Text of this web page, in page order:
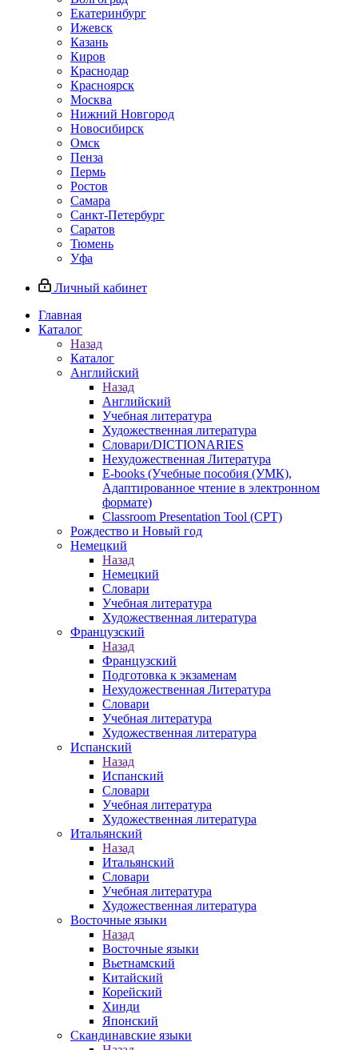
Екатеринбург
Ижевск
Казань
Киров
Краснодар
Красноярск
Москва
Нижний Новгород
Новосибирск
Омск
Пенза
Пермь
Ростов
Самара
Санкт-Петербург
Саратов
Тюмень
Уфа
Личный кабинет
Главная
Каталог
Назад
Каталог
Английский
Назад
Английский
Учебная литература
Художественная литература
Словари/DICTIONARIES
Нехудожественная Литература
E-books (Учебные пособия (УМК),
Адаптированное чтение в электронном
формате)
Classroom Presentation Tool (CPT)
Рождество и Новый год
Немецкий
Назад
Немецкий
Словари
Учебная литература
Художественная литература
Французский
Назад
Французский
Подготовка к экзаменам
Нехудожественная Литература
Словари
Учебная литература
Художественная литература
Испанский
Назад
Испанский
Словари
Учебная литература
Художественная литература
Итальянский
Назад
Итальянский
Словари
Учебная литература
Художественная литература
Восточные языки
Назад
Восточные языки
Вьетнамский
Китайский
Корейский
Хинди
Японский
Скандинавские языки